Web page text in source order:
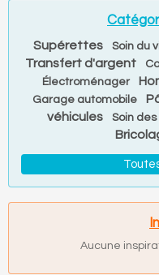
Supérettes Soin du
Transfert d'argent
Électroménager
Garage automobile
véhicules
Soin
Aucune